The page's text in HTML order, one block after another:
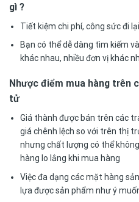
gì ?
Tiết kiệm chi phí, công sức đi
Bạn có thể dễ dàng tìm kiếm
khác nhau, nhiều đơn vị khác
Nhược điểm mua hàng trên
tử
Giá thành được bán trên các
giá chênh lệch so với trên thị
nhưng chất lượng có thể
hàng lo lắng khi mua hàng
Việc đa dạng các mặt hàng
lựa được sản phẩm như ý